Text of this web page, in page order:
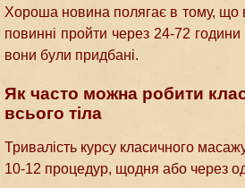
Хороша новина полягає в тому, що
повинні пройти через 24-72
вони були придбані.
Як часто можна робити
всього тіла
Тривалість курсу класичного
10-12 процедур, щодня або через